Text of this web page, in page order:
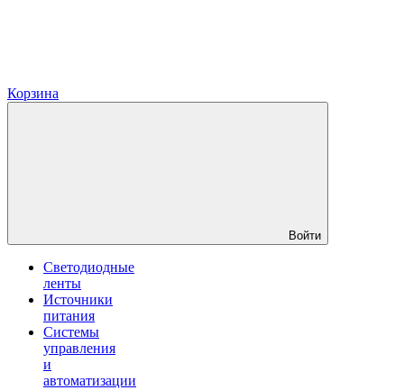
Корзина
Войти
Светодиодные
ленты
Источники
питания
Системы
управления
и
автоматизации